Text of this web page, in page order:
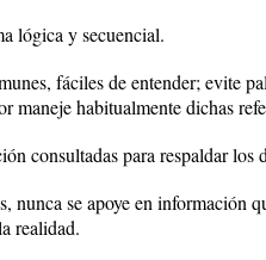
lógica y secuencial.
fáciles de entender; evite
maneje habitualmente dichas
consultadas para respaldar los
nunca se apoye en información
realidad.